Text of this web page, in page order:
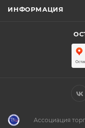
ИНФОРМАЦИЯ
Ассоциация